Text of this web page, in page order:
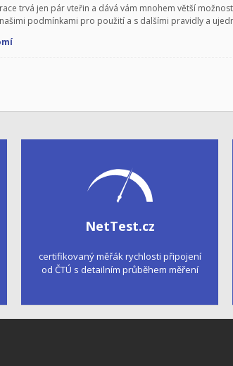
trvá jen pár vteřin a dává vám mnohem větší
podmínkami pro použití a s dalšími pravidly a
NetTest.cz
certifikovaný měřák rychlosti připojení
od ČTÚ s detailním průběhem měření